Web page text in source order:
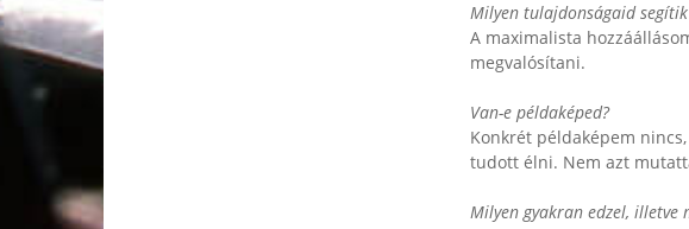
Milyen tulajdonságaid
A maximalista
megvalósítani.
Van-e példaképed?
Konkrét példaképem
tudott élni. Nem azt
Milyen gyakran edzel, illetve